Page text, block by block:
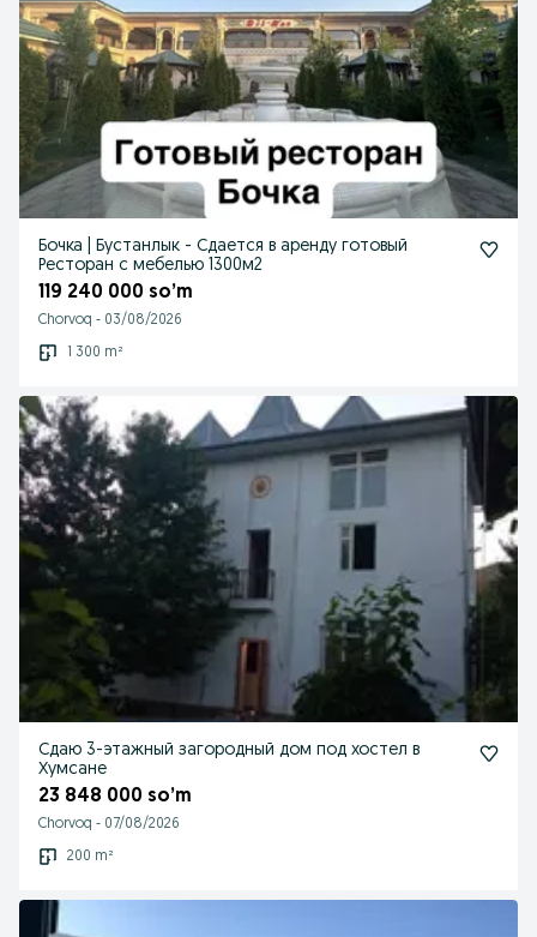
Бочка | Бустанлык - Сдается в аренду готовый
Ресторан с мебелью 1300м2
119 240 000 so’m
Chorvoq - 03/08/2026
1 300 m²
Сдаю 3-этажный загородный дом под хостел в
Хумсане
23 848 000 so’m
Chorvoq - 07/08/2026
200 m²